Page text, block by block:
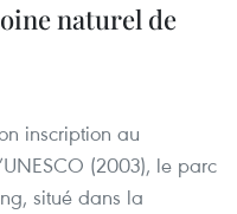
naturel de
inscription au
(2003), le parc
situé dans la